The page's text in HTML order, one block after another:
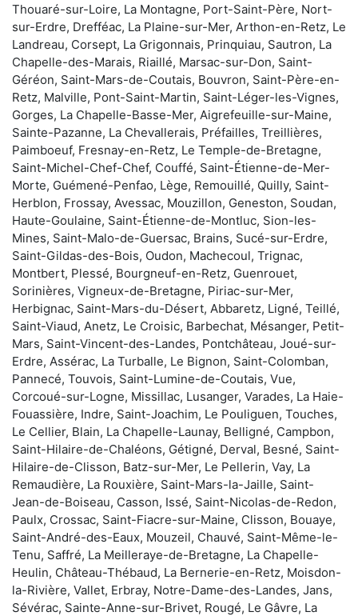
Thouaré-sur-Loire, La Montagne, Port-Saint-Père, Nort-
sur-Erdre, Drefféac, La Plaine-sur-Mer, Arthon-en-Retz, Le
Landreau, Corsept, La Grigonnais, Prinquiau, Sautron, La
Chapelle-des-Marais, Riaillé, Marsac-sur-Don, Saint-
Géréon, Saint-Mars-de-Coutais, Bouvron, Saint-Père-en-
Retz, Malville, Pont-Saint-Martin, Saint-Léger-les-Vignes,
Gorges, La Chapelle-Basse-Mer, Aigrefeuille-sur-Maine,
Sainte-Pazanne, La Chevallerais, Préfailles, Treillières,
Paimboeuf, Fresnay-en-Retz, Le Temple-de-Bretagne,
Saint-Michel-Chef-Chef, Couffé, Saint-Étienne-de-Mer-
Morte, Guémené-Penfao, Lège, Remouillé, Quilly, Saint-
Herblon, Frossay, Avessac, Mouzillon, Geneston, Soudan,
Haute-Goulaine, Saint-Étienne-de-Montluc, Sion-les-
Mines, Saint-Malo-de-Guersac, Brains, Sucé-sur-Erdre,
Saint-Gildas-des-Bois, Oudon, Machecoul, Trignac,
Montbert, Plessé, Bourgneuf-en-Retz, Guenrouet,
Sorinières, Vigneux-de-Bretagne, Piriac-sur-Mer,
Herbignac, Saint-Mars-du-Désert, Abbaretz, Ligné, Teillé,
Saint-Viaud, Anetz, Le Croisic, Barbechat, Mésanger, Petit-
Mars, Saint-Vincent-des-Landes, Pontchâteau, Joué-sur-
Erdre, Assérac, La Turballe, Le Bignon, Saint-Colomban,
Pannecé, Touvois, Saint-Lumine-de-Coutais, Vue,
Corcoué-sur-Logne, Missillac, Lusanger, Varades, La Haie-
Fouassière, Indre, Saint-Joachim, Le Pouliguen, Touches,
Le Cellier, Blain, La Chapelle-Launay, Belligné, Campbon,
Saint-Hilaire-de-Chaléons, Gétigné, Derval, Besné, Saint-
Hilaire-de-Clisson, Batz-sur-Mer, Le Pellerin, Vay, La
Remaudière, La Rouxière, Saint-Mars-la-Jaille, Saint-
Jean-de-Boiseau, Casson, Issé, Saint-Nicolas-de-Redon,
Paulx, Crossac, Saint-Fiacre-sur-Maine, Clisson, Bouaye,
Saint-André-des-Eaux, Mouzeil, Chauvé, Saint-Même-le-
Tenu, Saffré, La Meilleraye-de-Bretagne, La Chapelle-
Heulin, Château-Thébaud, La Bernerie-en-Retz, Moisdon-
la-Rivière, Vallet, Erbray, Notre-Dame-des-Landes, Jans,
Sévérac, Sainte-Anne-sur-Brivet, Rougé, Le Gâvre, La